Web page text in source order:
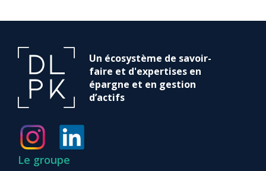
Un écosystème de savoir-
faire et d'expertises en
épargne et en gestion
d’actifs
Le groupe